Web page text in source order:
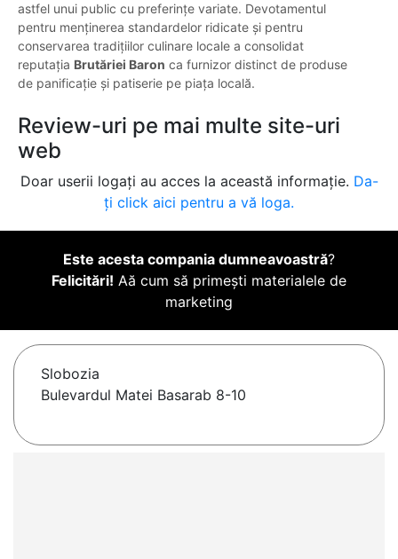
astfel unui public cu preferințe variate. Devotamentul
pentru menținerea standardelor ridicate și pentru
conservarea tradițiilor culinare locale a consolidat
reputația Brutăriei Baron ca furnizor distinct de produse
de panificație și patiserie pe piața locală.
Review-uri pe mai multe site-uri
web
Doar userii logați au acces la această informație. Da-
ți click aici pentru a vă loga.
Este acesta compania dumneavoastră?
Felicitări! Aă cum să primești materialele de
marketing
Slobozia
Bulevardul Matei Basarab 8-10